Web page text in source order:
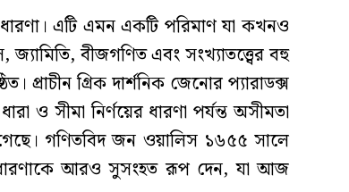
এটি এমন একটি পরিমাণ যা কখনও
বীজগণিত এবং সংখ্যাতত্ত্বের বহু
প্রাচীন গ্রিক দার্শনিক জেনোর প্যারাডক্স
সীমা নির্ণয়ের ধারণা পর্যন্ত অসীমতা
গণিতবিদ জন ওয়ালিস ১৬৫৫ সালে
আরও সুসংহত রূপ দেন, যা আজ